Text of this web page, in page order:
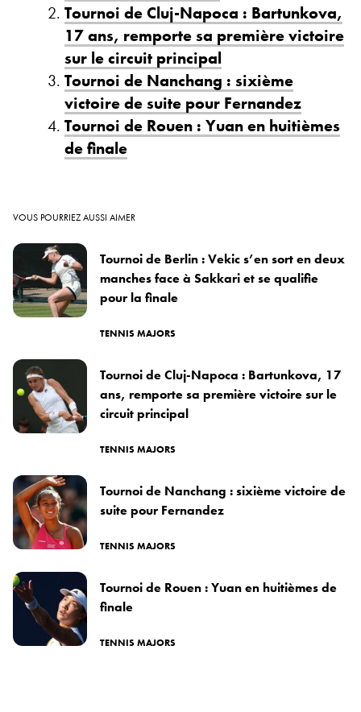
Tournoi de Cluj-Napoca : Bartunkova,
17 ans, remporte sa première victoire
sur le circuit principal
Tournoi de Nanchang : sixième
victoire de suite pour Fernandez
Tournoi de Rouen : Yuan en huitièmes
de finale
VOUS POURRIEZ AUSSI AIMER
Tournoi de Berlin : Vekic s’en sort en deux
manches face à Sakkari et se qualifie
pour la finale
TENNIS MAJORS
Tournoi de Cluj-Napoca : Bartunkova, 17
ans, remporte sa première victoire sur le
circuit principal
TENNIS MAJORS
Tournoi de Nanchang : sixième victoire de
suite pour Fernandez
TENNIS MAJORS
Tournoi de Rouen : Yuan en huitièmes de
finale
TENNIS MAJORS